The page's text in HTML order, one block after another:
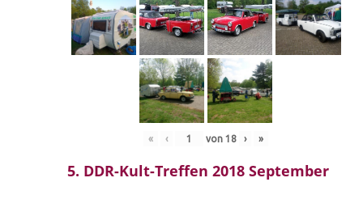
« ‹ von 18 › »
5. DDR-Kult-Treffen 2018 September